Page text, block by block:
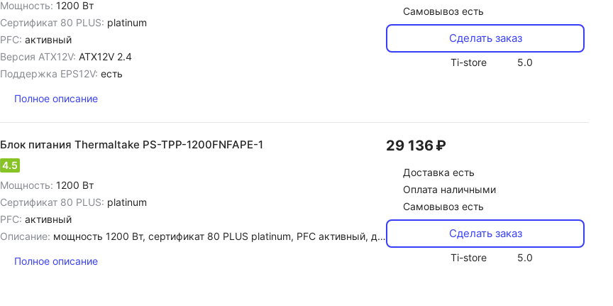
Мощность: 1200 Вт
Сертификат 80 PLUS: platinum
PFC: активный
Версия ATX12V: ATX12V 2.4
Поддержка EPS12V: есть
Полное описание
Самовывоз есть
Сделать заказ
Ti-store 5.0
Блок питания Thermaltake PS-TPP-1200FNFAPE-1
4.5
Мощность: 1200 Вт
Сертификат 80 PLUS: platinum
PFC: активный
Описание: мощность 1200 Вт, сертификат 80 PLUS platinum, PFC активный, диаметр вентилятора 135 мм
Полное описание
29 136 ₽
Доставка есть
Оплата наличными
Самовывоз есть
Сделать заказ
Ti-store 5.0